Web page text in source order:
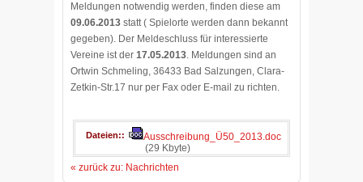
Meldungen notwendig werden, finden diese am
09.06.2013 statt ( Spielorte werden dann bekannt
gegeben). Der Meldeschluss für interessierte
Vereine ist der 17.05.2013. Meldungen sind an
Ortwin Schmeling, 36433 Bad Salzungen, Clara-
Zetkin-Str.17 nur per Fax oder E-mail zu richten.
Dateien:
Ausschreibung_Ü50_2013.doc
(29 Kbyte)
« zurück zu: Nachrichten